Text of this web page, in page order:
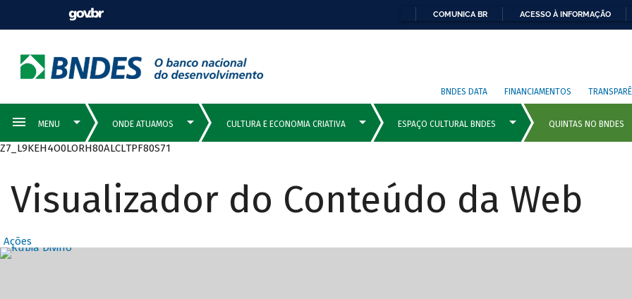
COMUNICA BR ACESSO À INFORMAÇÃO
BNDES DATA FINANCIAMENTOS
Z7_L9KEH4O0LORH80ALCLTPF80S71
Visualizador do Conteúdo da Web
Ações
Destaques Principais com